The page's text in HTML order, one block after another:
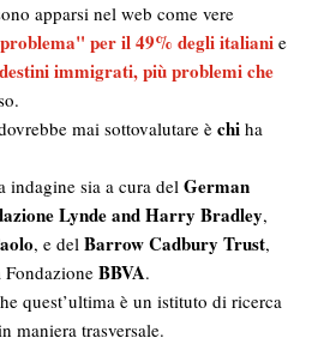
apparsi nel web come vere
per il 49% degli italiani e
immigrati, più problemi che
mai sottovalutare è chi ha
indagine sia a cura del German
Lynde and Harry Bradley,
, e del Barrow Cadbury Trust,
BBVA.
quest’ultima è un istituto di ricerca
maniera trasversale.